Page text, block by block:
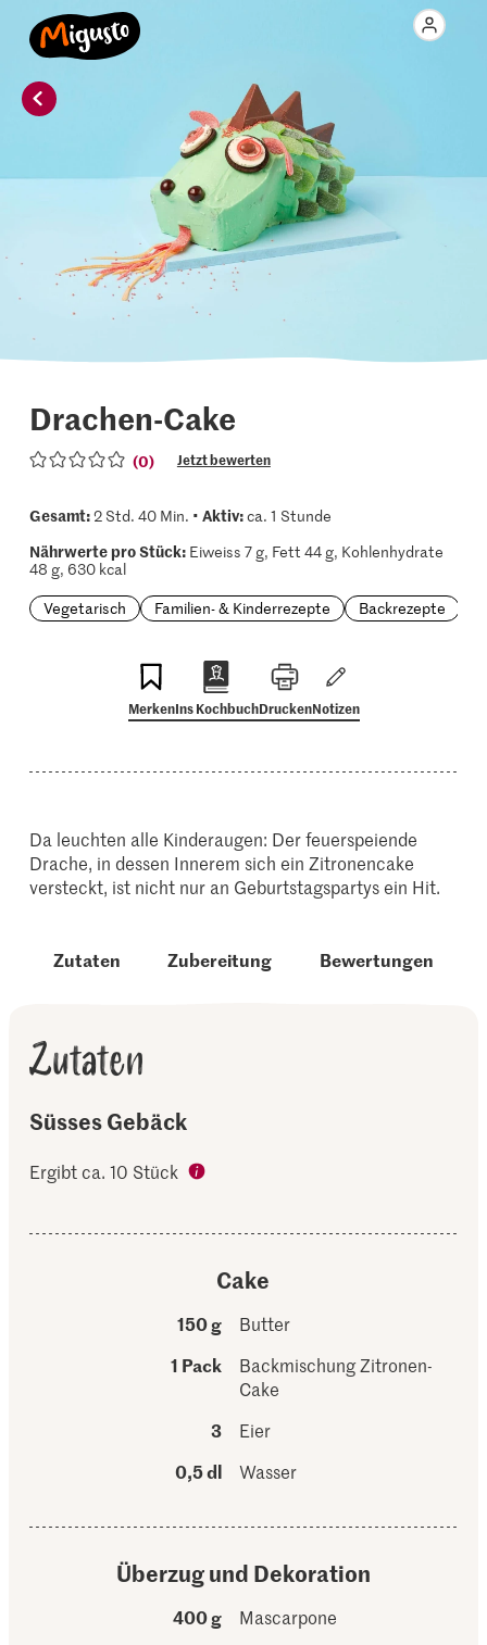
Drachen-Cake
(0) Jetzt bewerten
Gesamt:2 Std. 40 Min. • Aktiv:ca. 1 Stunde
Nährwerte pro Stück:Eiweiss 7 g, Fett 44 g, Kohlenhydrate
48 g, 630 kcal
Vegetarisch
Familien- & Kinderrezepte Backrezepte
MerkenIns KochbuchDruckenNotizen
Da leuchten alle Kinderaugen: Der feuerspeiende
Drache, in dessen Innerem sich ein Zitronencake
versteckt, ist nicht nur an Geburtstagspartys ein Hit.
Zutaten Zubereitung Bewertungen
Zutaten
Süsses Gebäck
Ergibt ca. 10 Stück
Cake
150 g
Butter
1 Pack
Backmischung Zitronen-
Cake
3
Eier
0,5 dl
Wasser
Überzug und Dekoration
400 g
Mascarpone